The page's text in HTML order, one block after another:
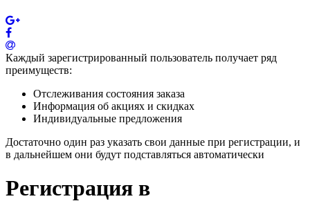
Каждый зарегистрированный пользователь получает ряд
преимуществ:
Отслеживания состояния заказа
Информация об акциях и скидках
Индивидуальные предложения
Достаточно один раз указать свои данные при регистрации, и
в дальнейшем они будут подставляться автоматически
Регистрация в